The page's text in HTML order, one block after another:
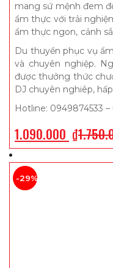
mang sứ mệnh đem
ẩm thực với trải
ẩm thực ngon, cảnh
du khách lưu giữ
thính giác mà còn là vị
Du thuyền phục vụ
và chuyên nghiệp.
được thưởng thức
DJ chuyên nghiêp,
Hotline: 0949874533 –
1.090.000 ₫
-29%